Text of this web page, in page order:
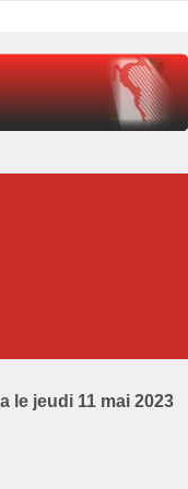
le jeudi 11 mai 2023